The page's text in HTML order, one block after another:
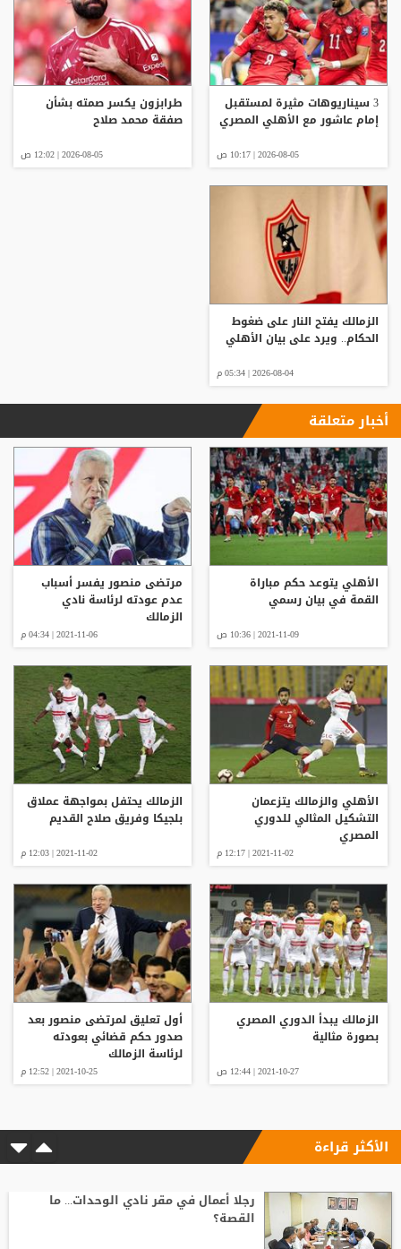
3 سيناريوهات مثيرة لمستقبل
إمام عاشور مع الأهلي المصري
2026-08-05 | 10:17 ص
طرابزون يكسر صمته بشأن
صفقة محمد صلاح
2026-08-05 | 12:02 ص
الزمالك يفتح النار على ضغوط
الحكام.. ويرد على بيان الأهلي
2026-08-04 | 05:34 م
أخبار متعلقة
الأهلي يتوعد حكم مباراة
القمة في بيان رسمي
2021-11-09 | 10:36 ص
مرتضى منصور يفسر أسباب
عدم عودته لرئاسة نادي
الزمالك
2021-11-06 | 04:34 م
الأهلي والزمالك يتزعمان
التشكيل المثالي للدوري
المصري
2021-11-02 | 12:17 م
الزمالك يحتفل بمواجهة عملاق
بلجيكا وفريق صلاح القديم
2021-11-02 | 12:03 م
الزمالك يبدأ الدوري المصري
بصورة مثالية
2021-10-27 | 12:44 ص
أول تعليق لمرتضى منصور بعد
صدور حكم قضائي بعودته
لرئاسة الزمالك
2021-10-25 | 12:52 م
الأكثر قراءة
رجلا أعمال في مقر نادي الوحدات... ما
القصة؟